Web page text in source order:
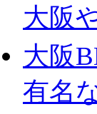
大阪
大阪
有名